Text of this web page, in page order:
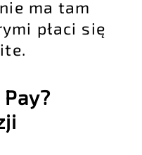
ma tam
płaci się